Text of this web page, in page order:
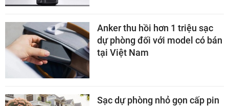
Anker thu hồi hơn 1 triệu sạc
dự phòng đối với model có bán
tại Việt Nam
Sạc dự phòng nhỏ gọn cấp pin